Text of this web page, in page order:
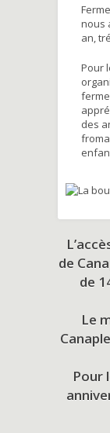
nous
an,
Pour
des
de
de
Le
Pour